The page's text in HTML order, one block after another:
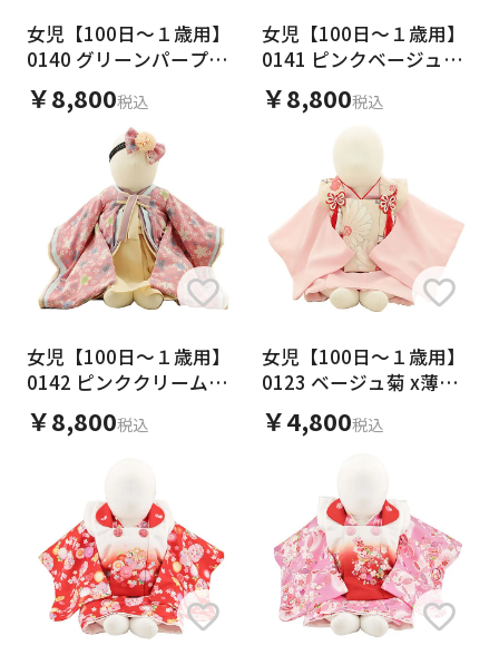
女児【100日～１歳用】
0140 グリーンパープル
十二単衣風/一体型
￥8,800税込
女児【100日～１歳用】
0141 ピンクベージュグ
レー十二単衣風/一体型
￥8,800税込
女児【100日～１歳用】
0142 ピンククリーム十
二単衣風/一体型
￥8,800税込
女児【100日～１歳用】
0123 ベージュ菊 x薄ピ
ンク/セパレート
￥4,800税込